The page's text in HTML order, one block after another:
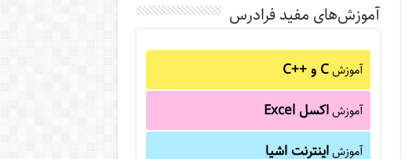
آموزش‌های مفید فرادرس
آموزشC و C++‎
آموزشاکسل Excel
آموزشاینترنت اشیا